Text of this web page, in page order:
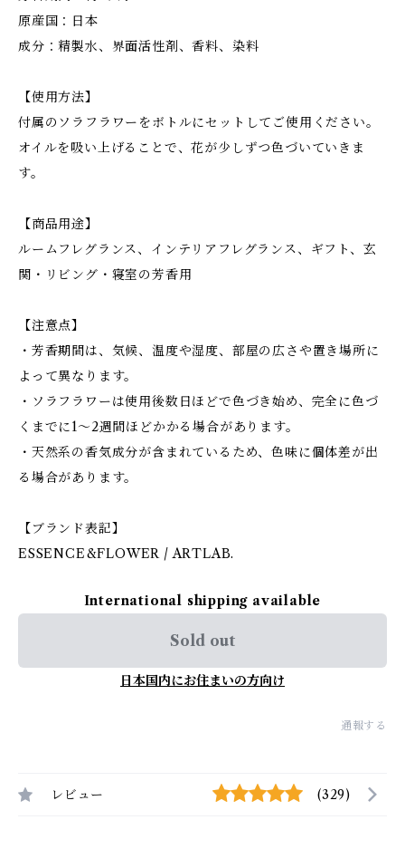
原産国：日本
成分：精製水、界面活性剤、香料、染料
【使用方法】
付属のソラフラワーをボトルにセットしてご使用ください。
オイルを吸い上げることで、花が少しずつ色づいていきま
す。
【商品用途】
ルームフレグランス、インテリアフレグランス、ギフト、玄
関・リビング・寝室の芳香用
【注意点】
・芳香期間は、気候、温度や湿度、部屋の広さや置き場所に
よって異なります。
・ソラフラワーは使用後数日ほどで色づき始め、完全に色づ
くまでに1～2週間ほどかかる場合があります。
・天然系の香気成分が含まれているため、色味に個体差が出
る場合があります。
【ブランド表記】
ESSENCE&FLOWER / ARTLAB.
International shipping available
Sold out
日本国内にお住まいの方向け
通報する
レビュー (329)